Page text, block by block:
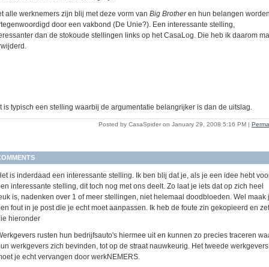
alle werknemers zijn blij met deze vorm van Big Brotheren hun belangen worden
door een vakbond (De Unie?). Een interessante stelling,
dan de stokoude stellingen links op het CasaLog. Die heb ik daarom
is typisch een stelling waarbij de argumentatie belangrijker is dan de uitslag.
Posted by CasaSpider on January 29, 2008 5:16 PM |
is inderdaad een interessante stelling. Ik ben blij dat je, als je een idee hebt
interessante stelling, dit toch nog met ons deelt. Zo laat je iets dat op zich heel
is, nadenken over 1 of meer stellingen, niet helemaal doodbloeden. Wel maak
fout in je post die je echt moet aanpassen. Ik heb de foute zin gekopieerd en zet
hieronder
rusten hun bedrijfsauto's hiermee uit en kunnen zo precies traceren
werkgevers zich bevinden, tot op de straat nauwkeurig. Het tweede werkgevers
je echt vervangen door werkNEMERS.